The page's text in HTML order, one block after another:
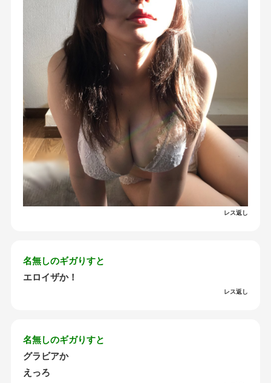
レス返し
名無しのギガりすと
エロイザか！
レス返し
名無しのギガりすと
グラビアか
えっろ